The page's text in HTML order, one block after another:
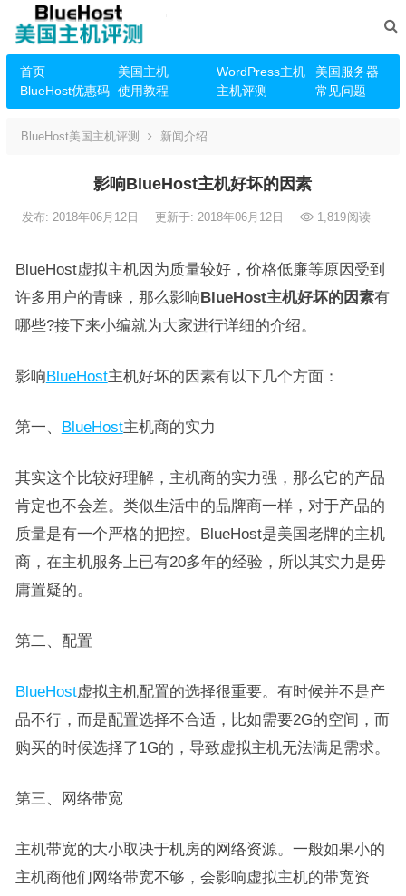
首页 美国主机 WordPress主机
美国服务器
BlueHost优惠码
使用教程 主机评测 常见问题
BlueHost美国主机评测 新闻介绍
影响BlueHost主机好坏的因素
发布: 2018年06月12日 更新于: 2018年06月12日 1,819阅读
BlueHost虚拟主机因为质量较好，价格低廉等原因受到
许多用户的青睐，那么影响BlueHost主机好坏的因素有
哪些?接下来小编就为大家进行详细的介绍。
影响BlueHost主机好坏的因素有以下几个方面：
第一、 BlueHost主机商的实力
其实这个比较好理解，主机商的实力强，那么它的产品
肯定也不会差。类似生活中的品牌商一样，对于产品的
质量是有一个严格的把控。BlueHost是美国老牌的主机
商，在主机服务上已有20多年的经验，所以其实力是毋
庸置疑的。
第二、配置
BlueHost虚拟主机配置的选择很重要。有时候并不是产
品不行，而是配置选择不合适，比如需要2G的空间，而
购买的时候选择了1G的，导致虚拟主机无法满足需求。
第三、网络带宽
主机带宽的大小取决于机房的网络资源。一般如果小的
主机商他们网络带宽不够，会影响虚拟主机的带宽资